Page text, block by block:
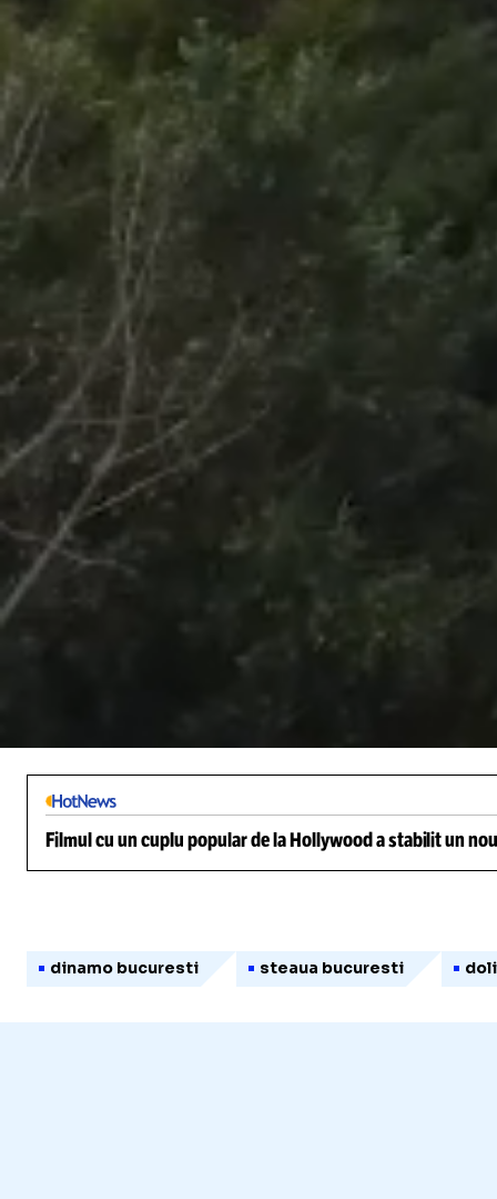
Filmul cu un cuplu popular de la Hollywood a stabilit un
dinamo bucuresti steaua bucuresti